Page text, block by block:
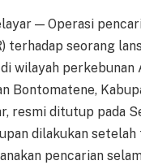
— Operasi
terhadap seorang
wilayah perkebunan
Bontomatene,
resmi ditutup pada
dilakukan setelah
pencarian